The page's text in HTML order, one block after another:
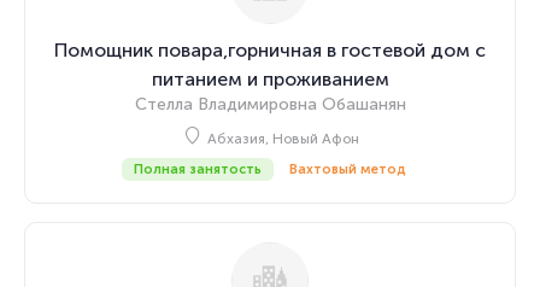
Помощник повара,горничная в гостевой дом с
питанием и проживанием
Стелла Владимировна Обашанян
Абхазия, Новый Афон
Полная занятость Вахтовый метод